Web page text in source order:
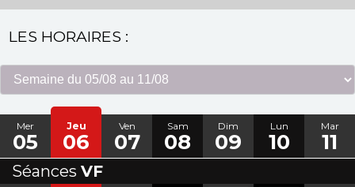
LES HORAIRES :
Mer
05
Jeu
06
Ven
07
Sam
08
Dim
09
Lun
10
Mar
11
Séances VF